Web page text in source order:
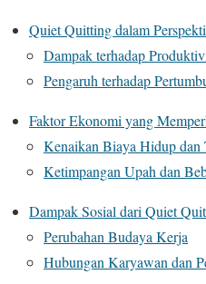
Quiet Quitting dalam
Dampak terhadap
Pengaruh terhadap
Faktor Ekonomi yang
Kenaikan Biaya Hidup dan
Ketimpangan Upah dan
Dampak Sosial dari Quiet
Perubahan Budaya Kerja
Hubungan Karyawan dan